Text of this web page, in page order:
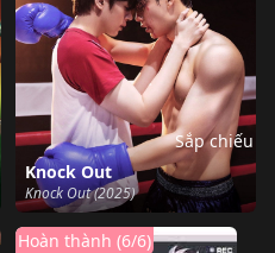
Knock Out
Knock Out (2025)
Sắp chiếu
Hoàn thành (6/6)